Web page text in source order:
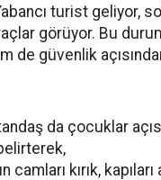
turist geliyor,
görüyor. Bu
de güvenlik
da çocuklar
camları kırık,